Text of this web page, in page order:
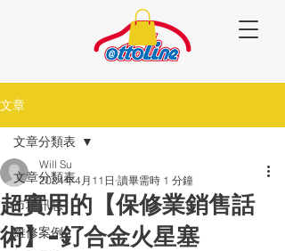
文章
文章分類表
市場訊息
維修案例
文章分類表
超實用的【保修業銷售話
術】-釕合金火星塞
Will Su
2024年4月11日 讀畢需時 1 分鐘